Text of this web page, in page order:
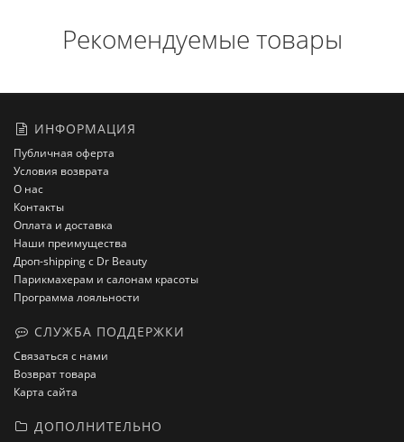
Рекомендуемые товары
ИНФОРМАЦИЯ
Публичная оферта
Условия возврата
О нас
Контакты
Оплата и доставка
Наши преимущества
Дроп-shipping с Dr Beauty
Парикмахерам и салонам красоты
Программа лояльности
СЛУЖБА ПОДДЕРЖКИ
Связаться с нами
Возврат товара
Карта сайта
ДОПОЛНИТЕЛЬНО